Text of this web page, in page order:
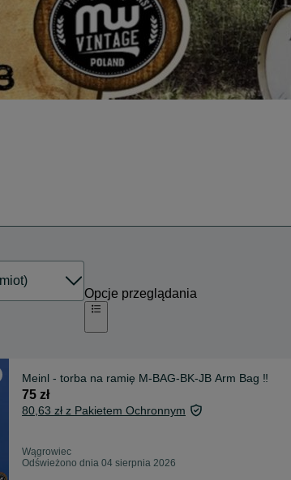
Opcje przeglądania
Meinl - torba na ramię M-BAG-BK-JB Arm Bag ‼️
75 zł
80,63 zł z Pakietem Ochronnym
Wągrowiec
Odświeżono dnia 04 sierpnia 2026